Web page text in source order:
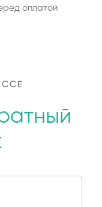
оплатой